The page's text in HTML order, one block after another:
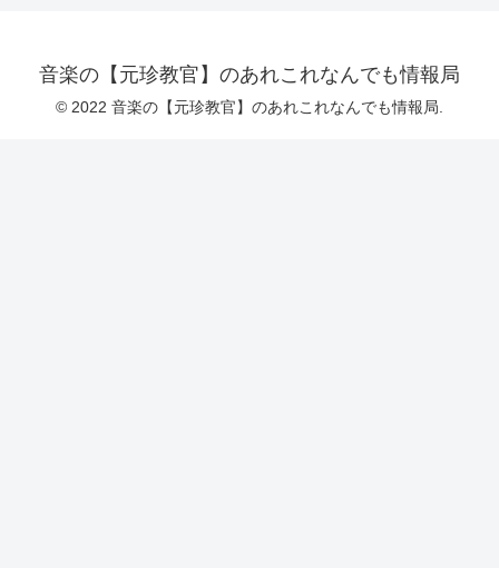
音楽の【元珍教官】のあれこれなんでも情報局
© 2022 音楽の【元珍教官】のあれこれなんでも情報局.